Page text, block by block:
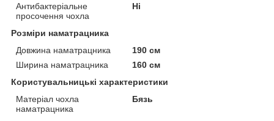
Антибактеріальне
просочення чохла
Ні
Розміри наматрацника
Довжина наматрацника
190 см
Ширина наматрацника
160 см
Користувальницькі характеристики
Матеріал чохла
наматрацника
Бязь